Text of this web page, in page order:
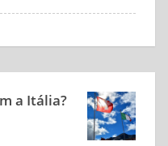
a Itália?